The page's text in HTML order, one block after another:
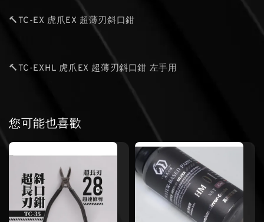
🔨TC-EX 虎爪EX 超薄刃斜口鉗
🔨TC-EXHL 虎爪EX 超薄刃斜口鉗 左手用
您可能也喜歡